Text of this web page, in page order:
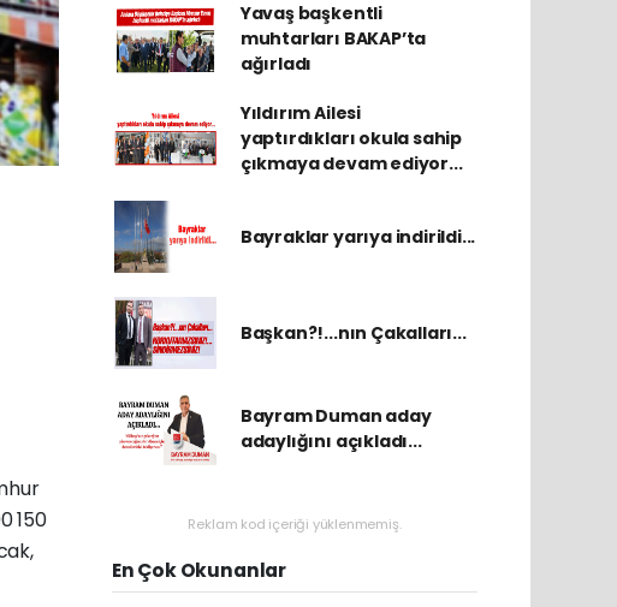
150
Yavaş başkentli
muhtarları BAKAP’ta
ağırladı
Yıldırım Ailesi
yaptırdıkları okula sahip
çıkmaya devam ediyor...
Bayraklar yarıya indirildi...
Başkan?!...nın Çakalları...
Bayram Duman aday
adaylığını açıkladı...
Reklam kod içeriği yüklenmemiş.
En Çok Okunanlar